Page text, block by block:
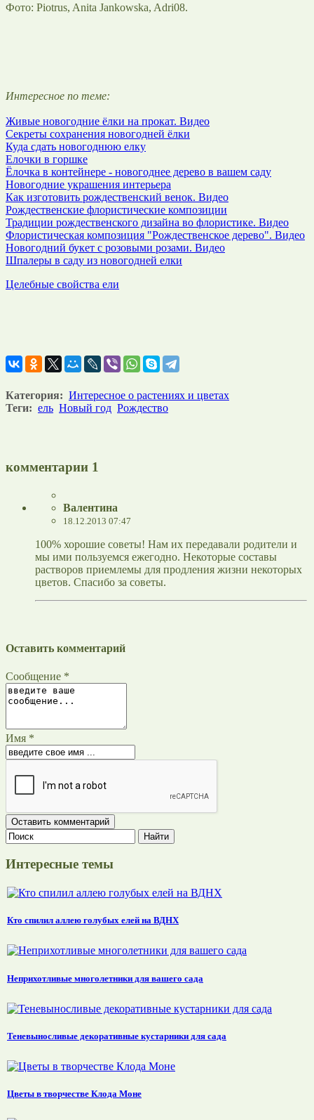
Фото: Piotrus, Anita Jankowska, Adri08.
Интересное по теме:
Живые новогодние ёлки на прокат. Видео
Секреты сохранения новогодней ёлки
Куда сдать новогоднюю елку
Елочки в горшке
Ёлочка в контейнере - новогоднее дерево в вашем саду
Новогодние украшения интерьера
Как изготовить рождественский венок. Видео
Рождественские флористические композиции
Традиции рождественского дизайна во флористике. Видео
Флористическая композиция "Рождественское дерево". Видео
Новогодний букет с розовыми розами. Видео
Шпалеры в саду из новогодней елки
Целебные свойства ели
Категория: Интересное о растениях и цветах
Теги: ель Новый год Рождество
комментарии 1
Валентина
18.12.2013 07:47
100% хорошие советы! Нам их передавали родители и
мы ими пользуемся ежегодно. Некоторые составы
растворов приемлемы для продления жизни некоторых
цветов. Спасибо за советы.
Оставить комментарий
Сообщение *
Имя *
Интересные темы
Кто спилил аллею голубых елей на ВДНХ
Неприхотливые многолетники для вашего сада
Теневыносливые декоративные кустарники для сада
Цветы в творчестве Клода Моне